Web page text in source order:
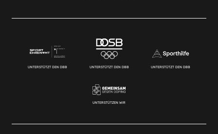
UNTERSTÜTZT DEN DBB UNTERSTÜTZT DEN DBB UNTERSTÜTZT DEN DBB
UNTERSTÜTZEN WIR